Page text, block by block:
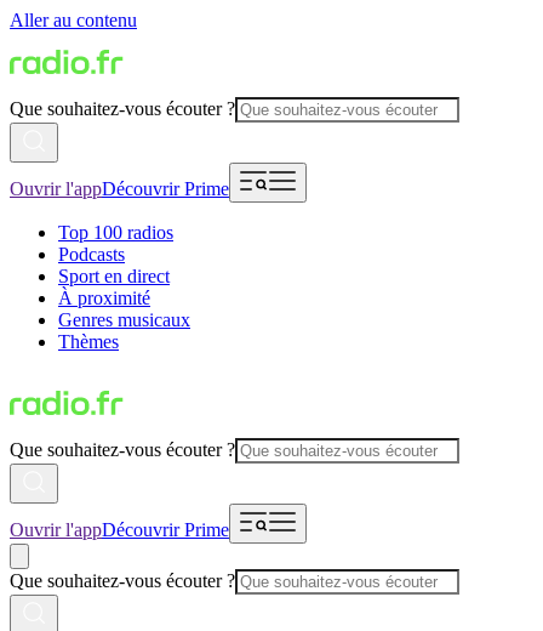
Aller au contenu
Que souhaitez-vous écouter ?
Ouvrir l'appDécouvrir Prime
Top 100 radios
Podcasts
Sport en direct
À proximité
Genres musicaux
Thèmes
Que souhaitez-vous écouter ?
Ouvrir l'appDécouvrir Prime
Que souhaitez-vous écouter ?